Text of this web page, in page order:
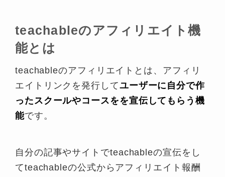
teachableのアフィリエイト機
能とは
teachableのアフィリエイトとは、アフィリ
エイトリンクを発行してユーザーに自分で作
ったスクールやコースをを宣伝してもらう機
能です。
自分の記事やサイトでteachableの宣伝をし
てteachableの公式からアフィリエイト報酬